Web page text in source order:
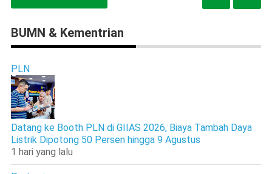
BUMN & Kementrian
PLN
Datang ke Booth PLN di GIIAS 2026, Biaya Tambah Daya
Listrik Dipotong 50 Persen hingga 9 Agustus
1 hari yang lalu